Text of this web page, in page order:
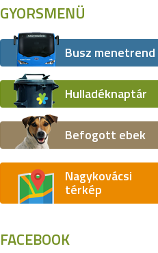
GYORSMENÜ
Busz menetrend
Hulladéknaptár
Befogott ebek
Nagykovácsi
térkép
FACEBOOK